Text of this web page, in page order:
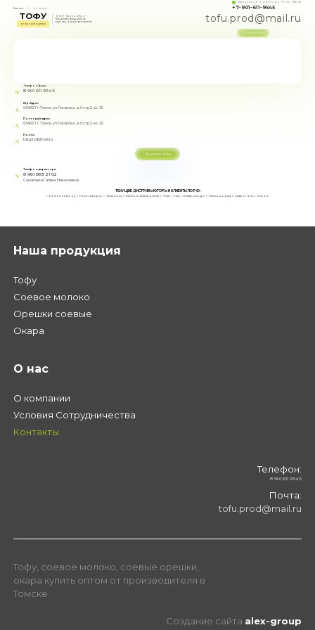
ТОФУ
от производителя
ООО "ЭкоСояПро"
Мы делаем вашу жизнь
вкуснее, а здоровье крепче!
Ежедневно с 05:00 до 17:00 (МСК)
+7-901-611-9545
tofu.prod@mail.ru
Обратная связь
Главная Контакты
Телефон/факс:
8 901 611 9545
Юр.Адрес:
634057 г. Томск, ул. Говорова, д. 6 стр.2, кв. 32
Почтовый адрес:
634057 г. Томск, ул. Говорова, д. 6 стр.2, кв. 32
Почта:
tofu.prod@mail.ru
Обратная связь
Телефон директора:
8 961 885 21 02
Семагаева Галина Николаевна
ТЕКУЩИЕ ДИСТРИБЬЮТОРЫ И КЛИЕНТЫ ПО РФ:
г. Ростов на Дону, г. Новосибирск, г. Челябинск, г. Каменск-Шахтинский, г. Чита, г. Уфа, г. Екатеринбург, г. Калининград, г. Ставрополь, г. Киров.
Наша продукция
Тофу
Соевое молоко
Орешки соевые
Окара
О нас
О компании
Условия Сотрудничества
Контакты
Телефон:
8 901 611 9545
Почта:
tofu.prod@mail.ru
Тофу, соевое молоко, соевые орешки,
окара купить оптом от производителя в
Томске
Создание сайта alex-group